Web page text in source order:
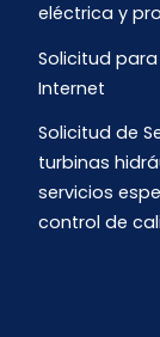
eléctrica y
Solicitud
Internet
Solicitud de
turbinas
servicios
control de